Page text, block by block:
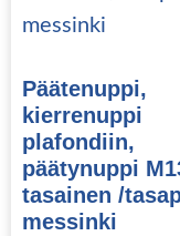
Päätenuppi,
kierrenuppi
plafondiin,
päätynuppi
tasainen /
messinki